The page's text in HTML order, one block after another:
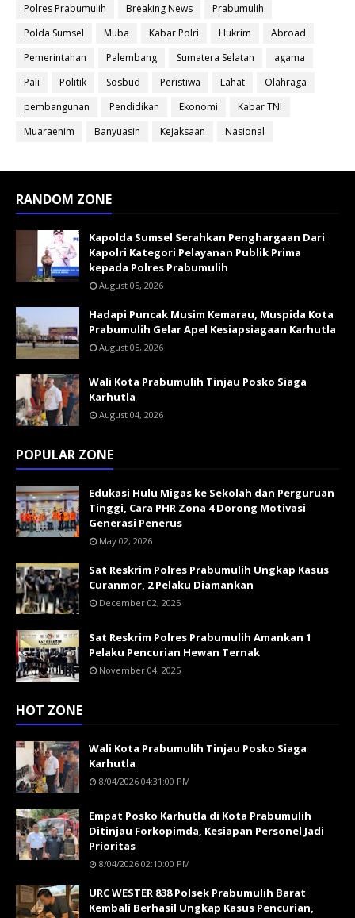
Polres Prabumulih Breaking News
Prabumulih
Polda Sumsel
Muba Kabar Polri Hukrim
Abroad
Pemerintahan
Palembang Sumatera Selatan
agama
Pali
Politik Sosbud Peristiwa Lahat
Olahraga
pembangunan
Pendidikan Ekonomi
Kabar TNI
Muaraenim
Banyuasin Kejaksaan Nasional
RANDOM ZONE
Kapolda Sumsel Serahkan Penghargaan Dari
Kapolri Kategori Pelayanan Publik Prima
kepada Polres Prabumulih
August 05, 2026
Hadapi Puncak Musim Kemarau, Muspida Kota
Prabumulih Gelar Apel Kesiapsiagaan Karhutla
August 05, 2026
Wali Kota Prabumulih Tinjau Posko Siaga
Karhutla
August 04, 2026
POPULAR ZONE
Edukasi Hulu Migas ke Sekolah dan Perguruan
Tinggi, Cara PHR Zona 4 Dorong Motivasi
Generasi Penerus
May 02, 2026
Sat Reskrim Polres Prabumulih Ungkap Kasus
Curanmor, 2 Pelaku Diamankan
December 02, 2025
Sat Reskrim Polres Prabumulih Amankan 1
Pelaku Pencurian Hewan Ternak
November 04, 2025
HOT ZONE
Wali Kota Prabumulih Tinjau Posko Siaga
Karhutla
8/04/2026 04:31:00 PM
Empat Posko Karhutla di Kota Prabumulih
Ditinjau Forkopimda, Kesiapan Personel Jadi
Prioritas
8/04/2026 02:10:00 PM
URC WESTER 838 Polsek Prabumulih Barat
Kembali Berhasil Ungkap Kasus Pencurian,